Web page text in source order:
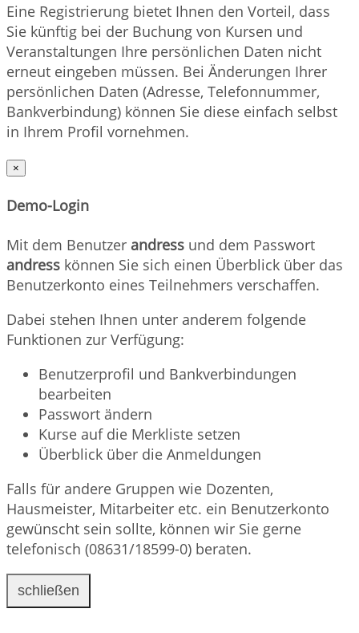
Eine Registrierung bietet Ihnen den Vorteil, dass
Sie künftig bei der Buchung von Kursen und
Veranstaltungen Ihre persönlichen Daten nicht
erneut eingeben müssen. Bei Änderungen Ihrer
persönlichen Daten (Adresse, Telefonnummer,
Bankverbindung) können Sie diese einfach selbst
in Ihrem Profil vornehmen.
×
Demo-Login
Mit dem Benutzer andress und dem Passwort
andress können Sie sich einen Überblick über das
Benutzerkonto eines Teilnehmers verschaffen.
Dabei stehen Ihnen unter anderem folgende
Funktionen zur Verfügung:
Benutzerprofil und Bankverbindungen
bearbeiten
Passwort ändern
Kurse auf die Merkliste setzen
Überblick über die Anmeldungen
Falls für andere Gruppen wie Dozenten,
Hausmeister, Mitarbeiter etc. ein Benutzerkonto
gewünscht sein sollte, können wir Sie gerne
telefonisch (08631/18599-0) beraten.
schließen